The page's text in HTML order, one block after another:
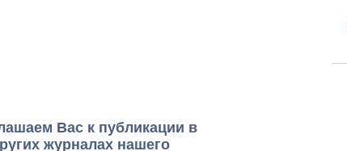
Вас к публикации в
журналах нашего